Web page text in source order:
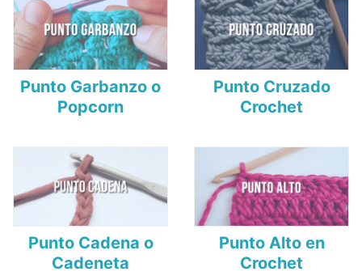
Punto Garbanzo o
Popcorn
Punto Cruzado
Crochet
Punto Cadena o
Cadeneta
Punto Alto en
Crochet